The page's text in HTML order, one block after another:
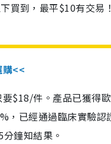
買到，最平$10有交易
購<<
$18/件。產品已獲得
已經通過臨床實驗
鐘知結果。